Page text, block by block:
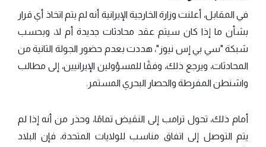
في المقابل، أعلنت وزارة الخارجية الإيرانية أنه لم يتم اتخاذ أي قرار
بشأن ما إذا كان سيتم عقد محادثات جديدة أم لا، وبحسب
شبكة "سي بي إس نيوز"، هددت بعدم حضور الجولة الثانية من
المحادثات، ويرجع ذلك، وفقًا للمسؤولين الإيرانيين، إلى مطالب
واشنطن المفرطة والحصار البحري المستمر.
أمام ذلك، تحول ترامب إلى النقيض تمامًا، وحذر من أنه إذا لم
يتم التوصل إلى اتفاق مناسب للولايات المتحدة، فإن البلاد